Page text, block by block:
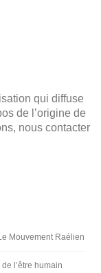
qui diffuse
de l’origine de
nous contacter
Mouvement Raélien
l’être humain